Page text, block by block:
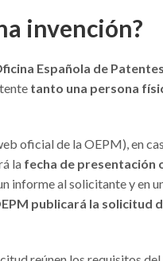
invención?
Española de
tanto una persona
oficial de la OEPM), en
la fecha de presentación
informe al solicitante y en
publicará la solicitud